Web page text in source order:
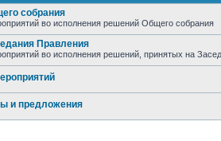
собрания
во исполнения решений Общего собрания
Правления
во исполнения решений, принятых на
и предложения